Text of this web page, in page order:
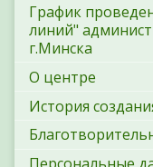
График
линий"
г.Минска
О центре
История